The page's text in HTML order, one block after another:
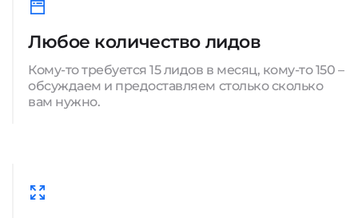
Любое количество лидов
Кому-то требуется 15 лидов в месяц, кому-то 150 –
обсуждаем и предоставляем столько сколько
вам нужно.